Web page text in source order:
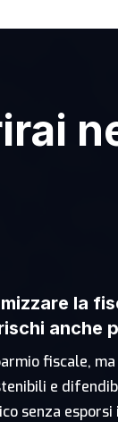
la
anche
fiscale,
e
senza